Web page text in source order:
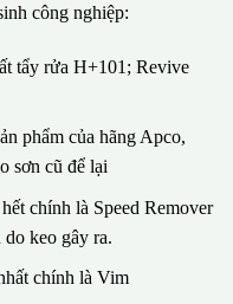
công nghiệp:
tẩy rửa H+101; Revive
phẩm của hãng Apco,
sơn cũ để lại
chính là Speed Remover
keo gây ra.
chính là Vim